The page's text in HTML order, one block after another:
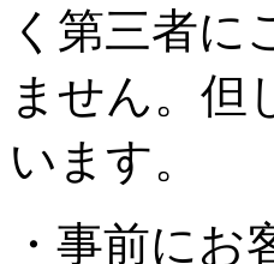
く第三者に
ません。但
います。
・事前に